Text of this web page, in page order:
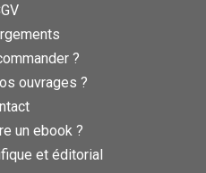
?
ouvrages ?
un ebook ?
et éditorial